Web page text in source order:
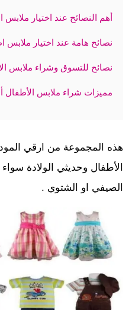
أهم النصائح عند اختيار ملابس
نصائح هامة عند اختيار ملابس
نصائح للتسوق وشراء ملابس
مميزات شراء ملابس الأطفال
هذه المجموعة من ارقي
الأطفال وحديثي الولادة
الصيفي او الشتوي .